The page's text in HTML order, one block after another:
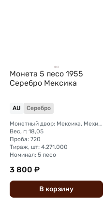
Монета 5 песо 1955
Серебро Мексика
AU Серебро
Монетный двор: Мексика, Мехико
Вес, г: 18,05
Проба: 720
Тираж, шт: 4.271.000
Номинал: 5 песо
3 800 ₽
В корзину